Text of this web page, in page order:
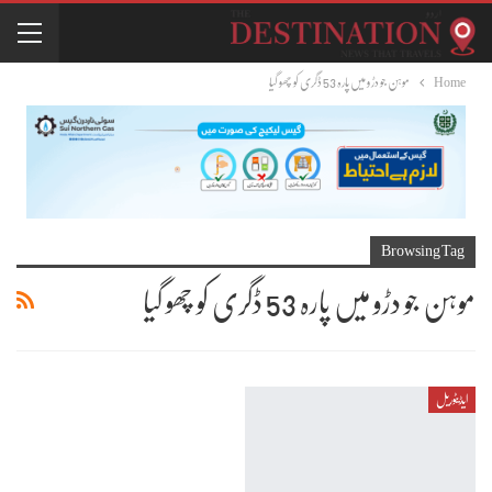
Home موہن جو دڑو میں پارہ 53 ڈگری کو چھو گیا
Browsing Tag
موہن جو دڑو میں پارہ 53 ڈگری کو چھو گیا
ایڈیٹوریل